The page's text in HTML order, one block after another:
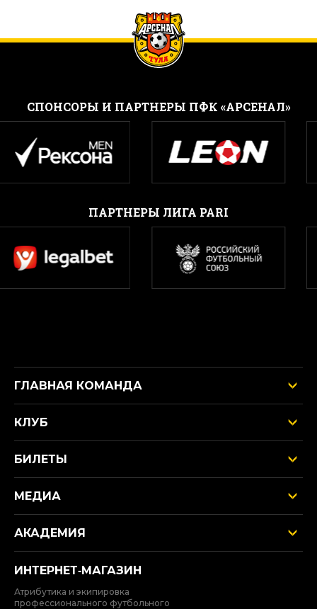
CПОНСОРЫ И ПАРТНЕРЫ ПФК «АРСЕНАЛ»
ПАРТНЕРЫ ЛИГА PARI
ГЛАВНАЯ КОМАНДА
КЛУБ
БИЛЕТЫ
МЕДИА
АКАДЕМИЯ
ИНТЕРНЕТ‑МАГАЗИН
Атрибутика и экипировка
профессионального футбольного